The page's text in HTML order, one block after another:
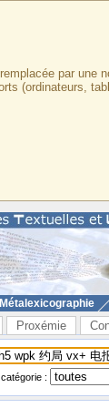
par une
(ordinateurs,
Métalexicographie
Proxémie
catégorie :